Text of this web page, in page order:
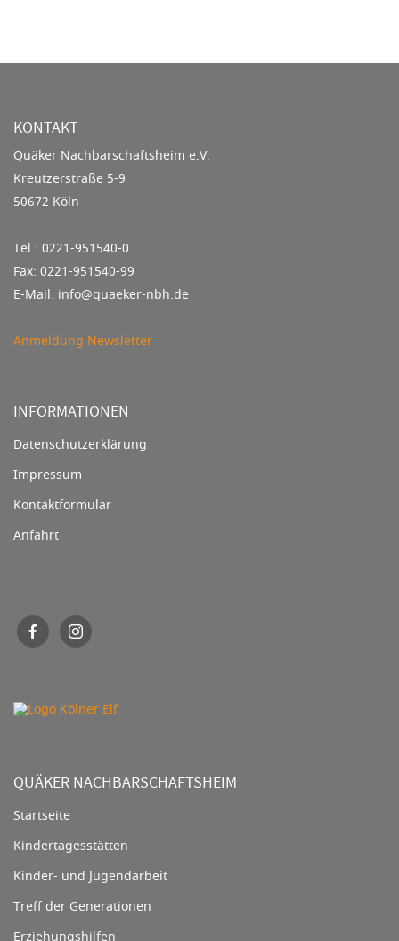
KONTAKT
Quäker Nachbarschaftsheim e.V.
Kreutzerstraße 5-9
50672 Köln
Tel.: 0221-951540-0
Fax: 0221-951540-99
E-Mail: info@quaeker-nbh.de
Anmeldung Newsletter
INFORMATIONEN
Datenschutzerklärung
Impressum
Kontaktformular
Anfahrt
QUÄKER NACHBARSCHAFTSHEIM
Startseite
Kindertagesstätten
Kinder- und Jugendarbeit
Treff der Generationen
Erziehungshilfen